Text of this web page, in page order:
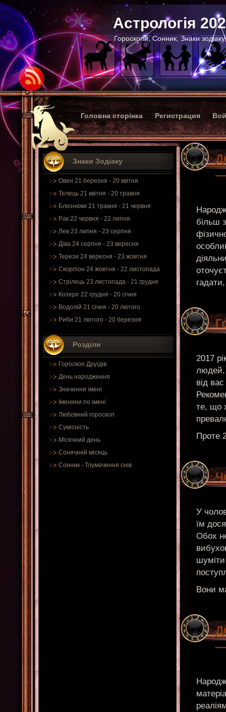
Астрологія
Гороскопи, Сонник, Знаки
Головна сторінка Регистрация
Знаки Зодіаку
Овен 21 березня - 20 квітня
Телець 21 квітня - 20 травня
Близнюки 21 травня - 21 червня
Рак 22 червня - 22 липня
Лев 23 липня - 23 серпня
Діва 24 серпня - 23 вересня
Терези 24 вересня - 23 жовтня
Скорпіон 24 жовтня - 22 листопада
Стрілець 23 листопада - 21 грудня
Козеріг 22 грудня - 20 січня
Водолій 21 січня - 20 лютого
Риби 21 лютого - 20 березня
Розділи
Гороскоп Друїдів
День народження
Значення імені
Іменини по імені
Любовний гороскоп
Сумісність
Місячний день
Сонячний місяць
Сонник - Тлумачення снів
—
більш
2017
людей,
від
те, що
Проте
У
їм
Обох
шуміти
Вони
—